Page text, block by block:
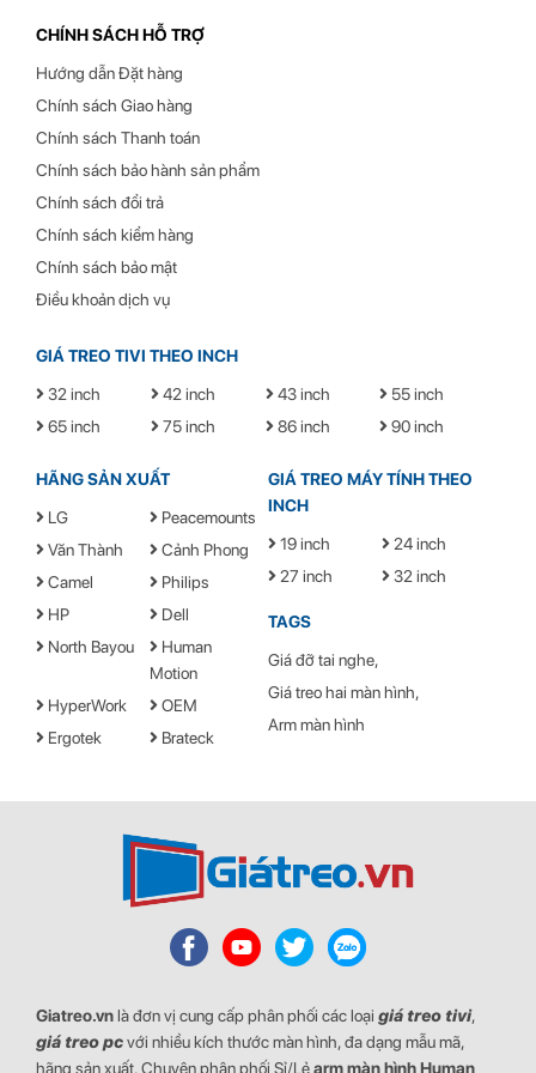
Ngoài ra, thiết bị cũng giúp cho không gian làm việc của bạn trở nên
gọn gàng hơn rất nhiều. Bạn có thể đặt chuột và các phụ kiện khác
bên dưới giá đỡ khi không sử dụng. Không chỉ vậy, người dùng
cũng có thể tận dụng chiếc giá đỡ để giữ sách, iPad, tablet,...
Tối ưu khả năng tản nhiệt cho máy
CHÍNH SÁCH HỖ TRỢ
Hướng dẫn Đặt hàng
Chính sách Giao hàng
Chính sách Thanh toán
Chính sách bảo hành sản phẩm
Chính sách đổi trả
Chính sách kiểm hàng
Chính sách bảo mật
Điều khoản dịch vụ
GIÁ TREO TIVI THEO INCH
32 inch
42 inch 43 inch
55 inch
65 inch
75 inch 86 inch 90 inch
HÃNG SẢN XUẤT
LG
Peacemounts
Văn Thành
Cảnh Phong
Camel
Philips
HP
Dell
North Bayou
Human
Motion
HyperWork
OEM
Ergotek
Brateck
GIÁ TREO MÁY TÍNH THEO
INCH
19 inch
24 inch
27 inch
32 inch
TAGS
Giá đỡ tai nghe
Giá treo hai màn hình
Arm màn hình
Giatreo.vnlà đơn vị cung cấp phân phối các loại giá treo tivi,
giá treo pcvới nhiều kích thước màn hình, đa dạng mẫu mã,
hãng sản xuất. Chuyên phân phối Sỉ/Lẻarm màn hìnhHuman